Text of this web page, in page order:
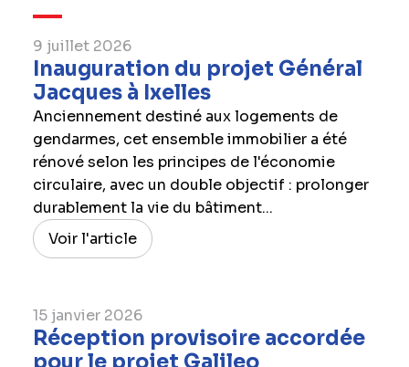
9 juillet 2026
Inauguration du projet Général
Jacques à Ixelles
Anciennement destiné aux logements de
gendarmes, cet ensemble immobilier a été
rénové selon les principes de l'économie
circulaire, avec un double objectif : prolonger
durablement la vie du bâtiment...
Voir l'article
15 janvier 2026
Réception provisoire accordée
pour le projet Galileo